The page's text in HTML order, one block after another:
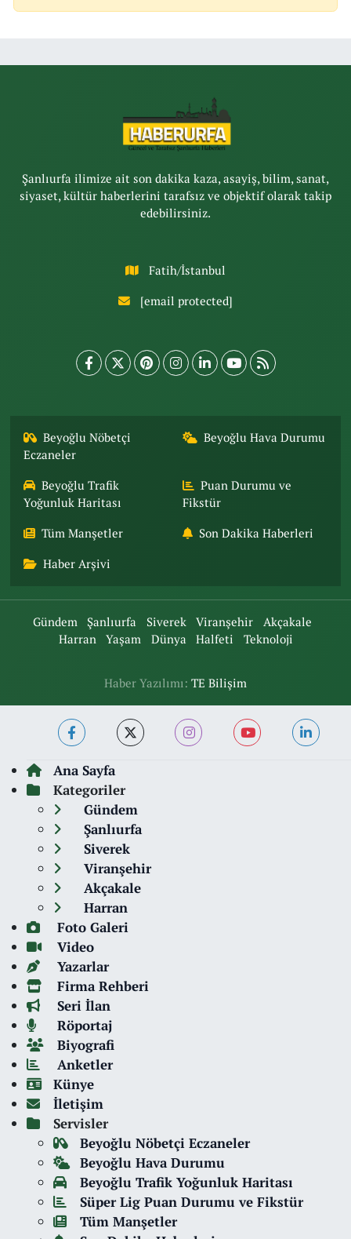
Şanlıurfa ilimize ait son dakika kaza, asayiş, bilim, sanat,
siyaset, kültür haberlerini tarafsız ve objektif olarak takip
edebilirsiniz.
Fatih/İstanbul
[email protected]
Beyoğlu Nöbetçi
Eczaneler
Beyoğlu Hava Durumu
Beyoğlu Trafik
Yoğunluk Haritası
Puan Durumu ve
Fikstür
Tüm Manşetler Son Dakika Haberleri
Haber Arşivi
Gündem Şanlıurfa Siverek Viranşehir
Akçakale
Harran
Yaşam Dünya Halfeti Teknoloji
Haber Yazılımı: TE Bilişim
Ana Sayfa
Kategoriler
Gündem
Şanlıurfa
Siverek
Viranşehir
Akçakale
Harran
Foto Galeri
Video
Yazarlar
Firma Rehberi
Seri İlan
Röportaj
Biyografi
Anketler
Künye
İletişim
Servisler
Beyoğlu Nöbetçi Eczaneler
Beyoğlu Hava Durumu
Beyoğlu Trafik Yoğunluk Haritası
Süper Lig Puan Durumu ve Fikstür
Tüm Manşetler